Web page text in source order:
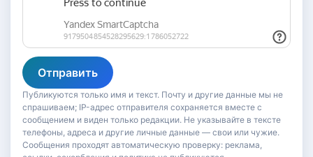
Отправить
Публикуются только имя и текст. Почту и другие данные мы не
спрашиваем; IP-адрес отправителя сохраняется вместе с
сообщением и виден только редакции. Не указывайте в тексте
телефоны, адреса и другие личные данные — свои или чужие.
Сообщения проходят автоматическую проверку: реклама,